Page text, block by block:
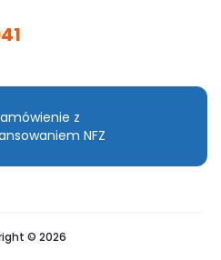
z
NFZ
© 2026